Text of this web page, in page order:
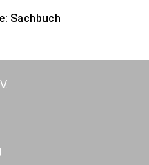
Sachbuch